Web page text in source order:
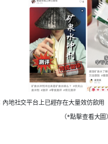
內地社交平台上已經存在大量效仿飲用
（*點擊查看大圖）